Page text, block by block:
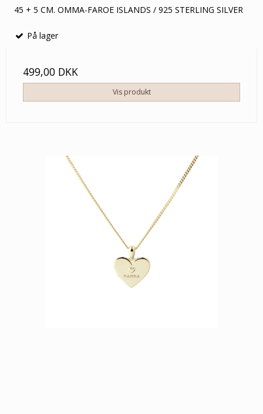
45 + 5 CM. OMMA-FAROE ISLANDS / 925 STERLING SILVER
På lager
499,00 DKK
Vis produkt